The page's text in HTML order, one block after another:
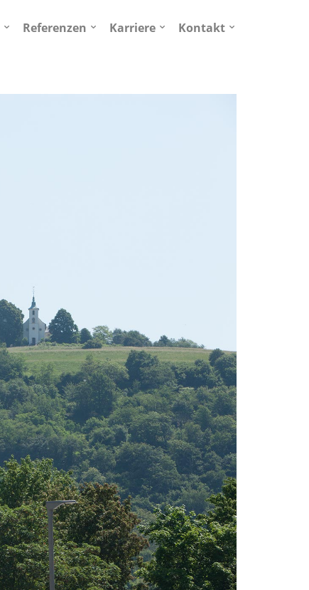
Referenzen Karriere Kontakt